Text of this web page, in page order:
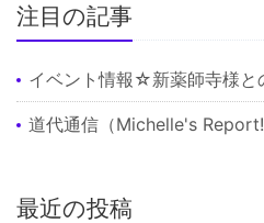
注目の記事
イベント情報☆新薬師寺様と
道代通信（Michelle's Report!
最近の投稿